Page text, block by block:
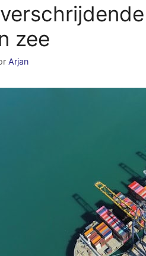
zee
Arjan